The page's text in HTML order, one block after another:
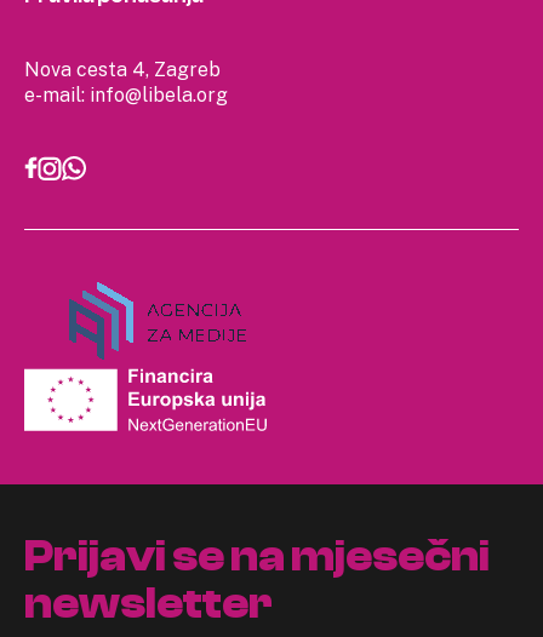
Nova cesta 4, Zagreb
e-mail: info@libela.org
Prijavi se na mjesečni
newsletter